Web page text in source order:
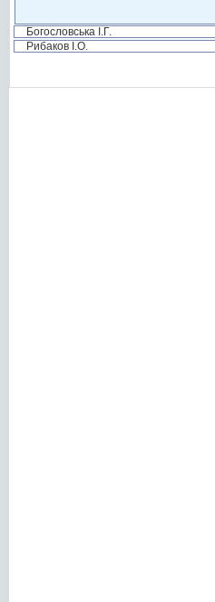
Богословська І.Г.
Рибаков І.О.